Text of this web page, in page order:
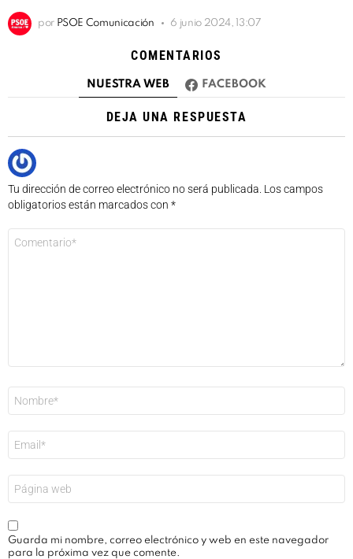
por PSOE Comunicación 6 junio 2024, 13:07
COMENTARIOS
NUESTRA WEB FACEBOOK
DEJA UNA RESPUESTA
Tu dirección de correo electrónico no será publicada. Los campos
obligatorios están marcados con *
electrónico
*
Guarda mi nombre, correo electrónico y web en este navegador
para la próxima vez que comente.